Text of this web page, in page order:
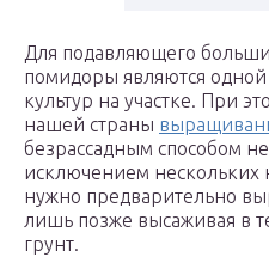
Для подавляющего
помидоры являются
культур на участке. При
нашей страны
безрассадным способом
исключением нескольких
нужно предварительно
лишь позже высаживая в
грунт.